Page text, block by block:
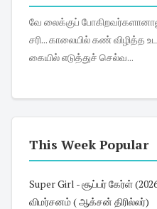
வே லைக்குப் போகிறவர்களானாலும் சரி, இல்லத்தரசிகளானாலும்
சரி... காலையில் கண் விழித்த உடனேயே,
கையில் எடுத்துச் செல்வ...
This Week Popular
Super Girl - சூப்பர் கேர்ள்
விமர்சனம் ( ஆக்சன் திரில்லர்)